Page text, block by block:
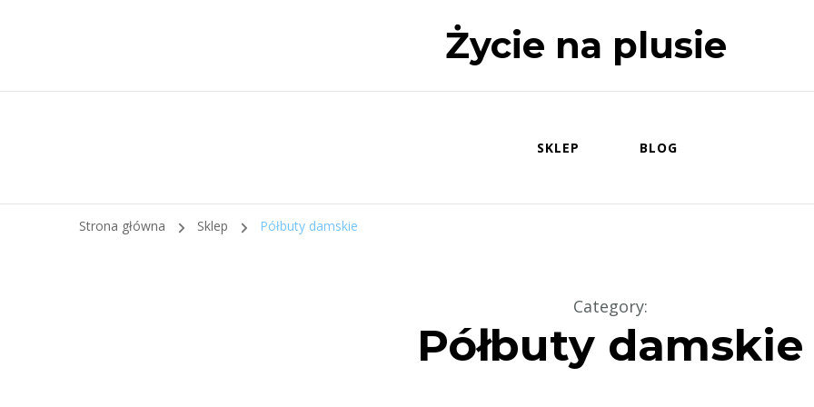
Życie na plusie
SKLEP BLOG
Strona główna Sklep Półbuty damskie
Category:
Półbuty damskie